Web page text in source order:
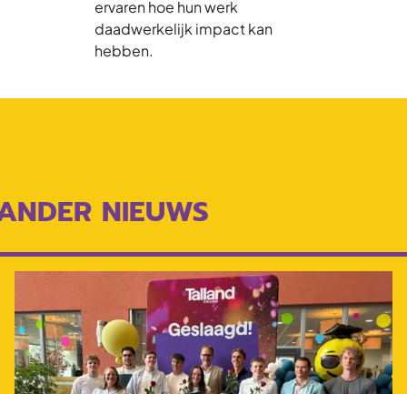
ervaren hoe hun werk
daadwerkelijk impact kan
hebben.
NIEUWS